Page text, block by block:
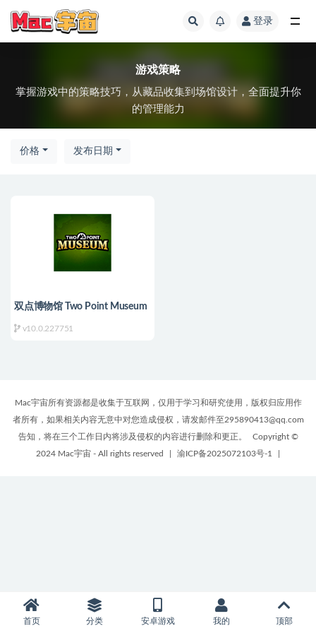
登录
游戏策略
掌握游戏中的策略技巧，从藏品收集到场馆设计，全面提升你
的管理能力
价格 发布日期
双点博物馆 Two Point Museum
版v10.0.227751
Mac宇宙所有资源都是收集于互联网，仅用于学习和研究使用，版权归应用作
者所有，如果相关内容无意中对您造成侵权，请发邮件至295890413@qq.com
告知，将在三个工作日内将涉及侵权的内容进行删除和更正。
Copyright ©
2024 Mac宇宙 - All rights reserved
渝ICP备2025072103号-1
首页 分类 安卓游戏 我的 顶部